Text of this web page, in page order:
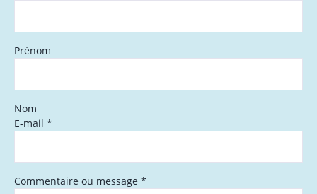
Prénom
Nom
E-mail *
Commentaire ou message *